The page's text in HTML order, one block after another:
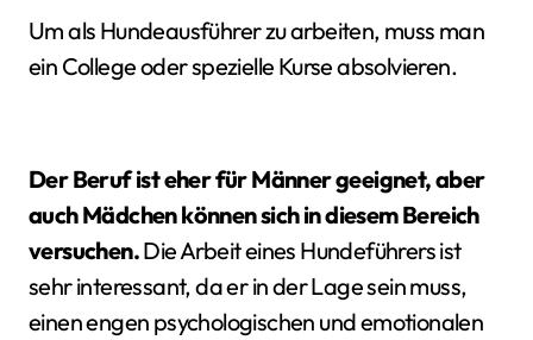
Um als Hundeausführer zu arbeiten, muss man
ein College oder spezielle Kurse absolvieren.
Der Beruf ist eher für Männer geeignet, aber
auch Mädchen können sich in diesem Bereich
versuchen.Die Arbeit eines Hundeführers ist
sehr interessant, da er in der Lage sein muss,
einen engen psychologischen und emotionalen